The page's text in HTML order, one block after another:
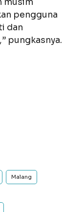
pengguna
dan
pungkasnya.
Malang